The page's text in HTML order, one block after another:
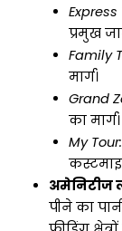
Express
प्रमुख
Family
मार्ग।
Grand
का मार्ग।
My Tour:
अमेनिटीज
पीने का